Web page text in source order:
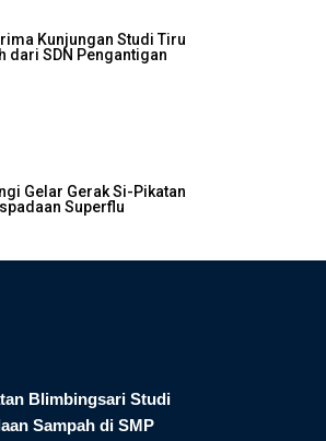
Kunjungan Studi Tiru
dari SDN Pengantigan
Gelar Gerak Si-Pikatan
Superflu
Blimbingsari Studi
Sampah di SMP